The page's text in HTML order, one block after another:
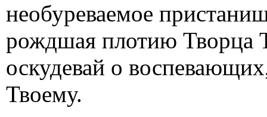
необуреваемое
рождшая плотию Творца
оскудевай о
Твоему.